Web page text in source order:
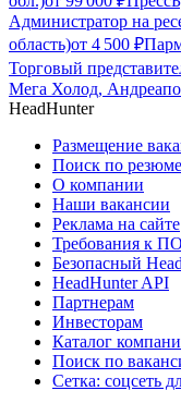
Администратор на
область)от 4 500 ₽
Торговый
Мега Холод,
HeadHunter
Размещение
Поиск по резюме
О компании
Наши вакансии
Реклама на сайте
Требования к ПО
Безопасный
HeadHunter API
Партнерам
Инвесторам
Каталог
Поиск по
Сетка: соцсеть